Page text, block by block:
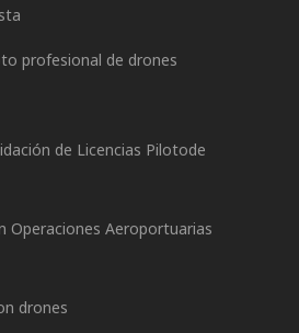
profesional de drones
de Licencias Pilotode
Operaciones Aeroportuarias
drones